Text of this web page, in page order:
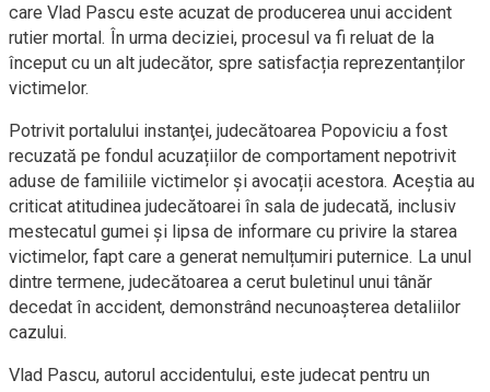
care Vlad Pascu este acuzat de producerea unui accident
rutier mortal. În urma deciziei, procesul va fi reluat de la
început cu un alt judecător, spre satisfacția reprezentanților
victimelor.
Potrivit portalului instanţei, judecătoarea Popoviciu a fost
recuzată pe fondul acuzațiilor de comportament nepotrivit
aduse de familiile victimelor și avocații acestora. Aceștia au
criticat atitudinea judecătoarei în sala de judecată, inclusiv
mestecatul gumei și lipsa de informare cu privire la starea
victimelor, fapt care a generat nemulțumiri puternice. La unul
dintre termene, judecătoarea a cerut buletinul unui tânăr
decedat în accident, demonstrând necunoașterea detaliilor
cazului.
Vlad Pascu, autorul accidentului, este judecat pentru un